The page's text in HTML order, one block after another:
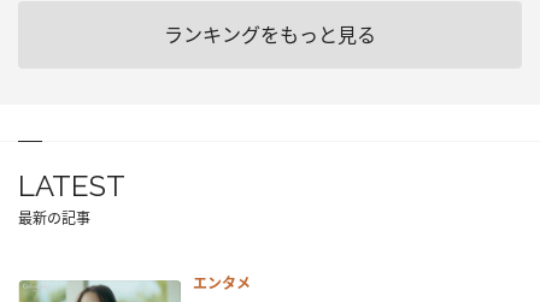
ランキングをもっと見る
LATEST
最新の記事
エンタメ